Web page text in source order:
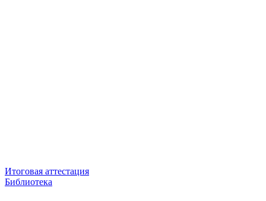
Итоговая аттестация
Библиотека